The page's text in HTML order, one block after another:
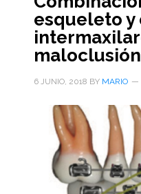
esqueleto y
6 JUNIO, 2018 BY MARIO